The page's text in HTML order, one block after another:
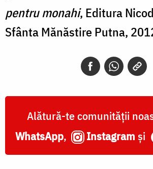
pentru monahi, Editura
Sfânta Mănăstire Putna,
Alătură-te comunității
WhatsApp, Instagram și